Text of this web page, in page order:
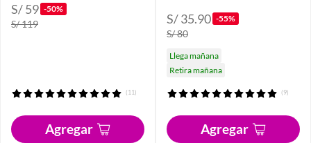
S/ 59 -50%
S/ 119
(11)
Agregar
S/ 35.90 -55%
S/ 80
Llega mañana
Retira mañana
(9)
Agregar